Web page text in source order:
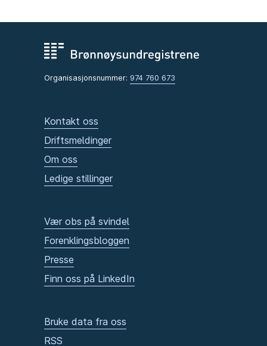
Organisasjonsnummer: 974 760 673
Kontakt oss
Driftsmeldinger
Om oss
Ledige stillinger
Vær obs på svindel
Forenklingsbloggen
Presse
Finn oss på LinkedIn
Bruke data fra oss
RSS